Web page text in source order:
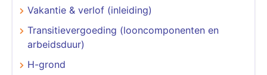
Vakantie & verlof (inleiding)
Transitievergoeding (looncomponenten en
arbeidsduur)
H-grond